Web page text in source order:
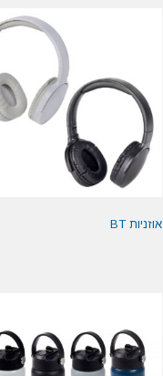
אוזניות BT